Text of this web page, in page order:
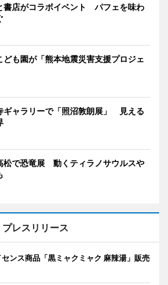
書店がコラボイベント パフェを味わ
ども園が「熊本地震災害支援プロジェ
ギャラリーで「照沼敦朗展」 見える
松で恐竜展 動くティラノサウルスや
プレスリリース
ンス商品「黒ミャクミャク 麻辣湯」販売